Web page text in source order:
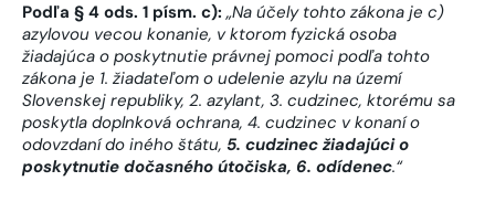
Podľa § 4 ods. 1 písm. c): „Na účely tohto zákona je c)
azylovou vecou konanie, v ktorom fyzická osoba
žiadajúca o poskytnutie právnej pomoci podľa tohto
zákona je 1. žiadateľom o udelenie azylu na území
Slovenskej republiky, 2. azylant, 3. cudzinec, ktorému sa
poskytla doplnková ochrana, 4. cudzinec v konaní o
odovzdaní do iného štátu, 5. cudzinec žiadajúci o
poskytnutie dočasného útočiska, 6. odídenec.“